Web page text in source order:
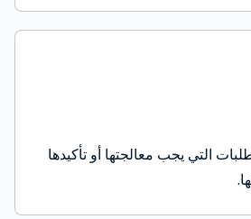
التي يجب معالجتها أو تأكيدها